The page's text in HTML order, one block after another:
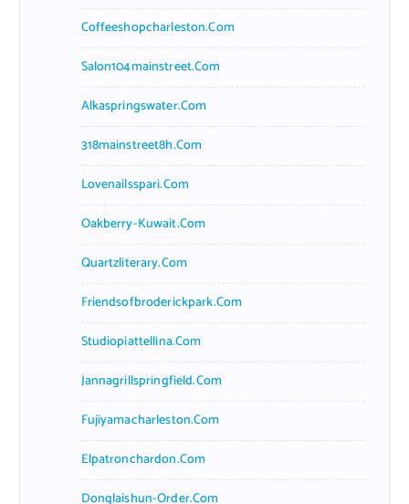
Coffeeshopcharleston.com
Salon104mainstreet.com
Alkaspringswater.com
318mainstreet8h.com
Lovenailsspari.com
Oakberry-Kuwait.com
Quartzliterary.com
Friendsofbroderickpark.com
Studiopiattellina.com
Jannagrillspringfield.com
Fujiyamacharleston.com
Elpatronchardon.com
Donglaishun-Order.com